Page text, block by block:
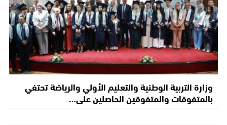
وزارة التربية الوطنية والتعليم الأولي والرياضة تحتفي
بالمتفوقات والمتفوقين الحاصلين على…